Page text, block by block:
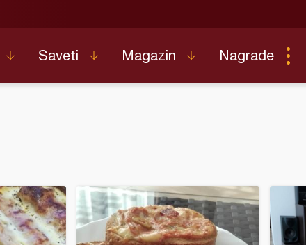
Saveti Magazin Nagrade